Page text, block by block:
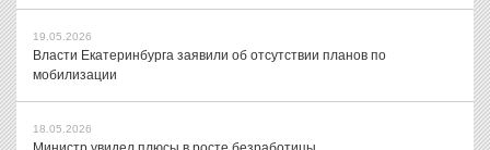
19.05.2026
Власти Екатеринбурга заявили об отсутствии планов по
мобилизации
18.05.2026